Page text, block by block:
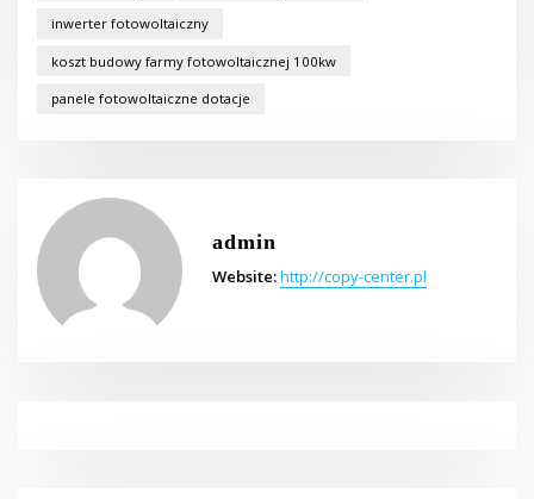
inwerter fotowoltaiczny
koszt budowy farmy fotowoltaicznej 100kw
panele fotowoltaiczne dotacje
admin
Website:http://copy-center.pl